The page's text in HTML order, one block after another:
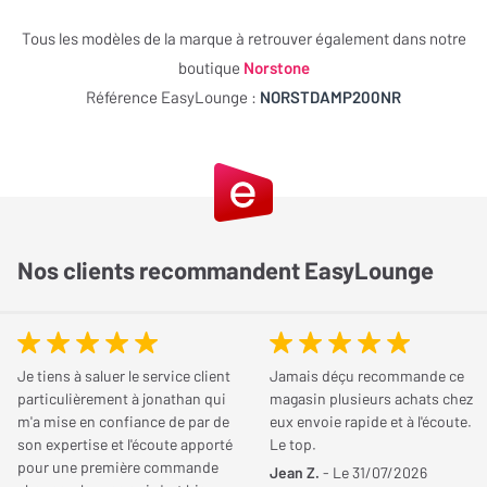
Une conception robuste et efficace pour une
suppression optimale des vibrations
avec une structure en laiton plaqué nickel, offrant non seulement
une durabilité supérieure mais aussi une esthétique élégante. Le
laiton est complété par un caoutchouc siliconé qui joue un rôle
distorsions sonores. Cette combinaison de matériaux permet de
améliorant ainsi la clarté sonore et la précision de votre
équipement audio.
Adaptabilité et compatibilité pour divers
équipements audio
Tous les modèles de la marque à retrouver également dans notre
boutique Norstone
Référence EasyLounge : NORSTDAMP200NR
Nos clients recommandent EasyLounge
Je tiens à saluer le service client
particulièrement à jonathan qui
m'a mise en confiance de par de
son expertise et l'écoute apporté
pour une première commande
Jamais déçu recommande ce
magasin plusieurs achats chez
eux envoie rapide et à l'écoute.
Le top.
Jean Z. - Le 31/07/2026